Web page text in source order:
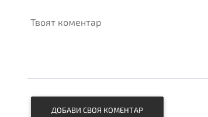
Твоят коментар
ДОБАВИ СВОЯ КОМЕНТАР